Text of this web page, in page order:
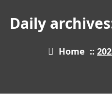
Daily
Home ::